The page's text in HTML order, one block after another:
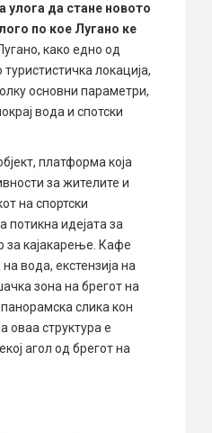
улога да стане новото
по кое Лугано ке
како едно од
туристистичка локација,
основни параметри,
вода и спотски
платформа која
за жителите и
на спортски
потикна идејата за
за кајакарење. Кафе
вода, екстензија на
зона на брегот на
слика кон
оваа структура е
агол од брегот на